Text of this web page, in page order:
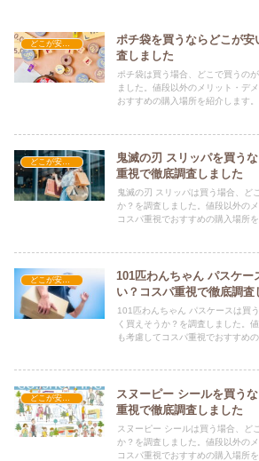
どこが安い？-雑貨
ポチ袋を買うならどこが
査しました
ポチ袋は買う場合、どこで買うの
ました。値段以外のメリット・デ
おすすめの購入場所を紹介します。
どこが安い？-雑貨
鬼滅の刃 スリッパを買う
重視で徹底調査しました
鬼滅の刃 スリッパは買う場合、ど
か？を調査しました。値段以外の
コスパ重視でおすすめの購入場所を
どこが安い？-雑貨
101匹わんちゃん パスケー
い？コスパ重視で徹底調査
101匹わんちゃん パスケースは買
く買えそうか？を調査しました。
も考慮してコスパ重視でおすすめ
どこが安い？-雑貨
スヌーピー シールを買う
重視で徹底調査しました
スヌーピー シールは買う場合、ど
か？を調査しました。値段以外の
コスパ重視でおすすめの購入場所を